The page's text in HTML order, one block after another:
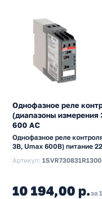
Однофазное реле
(диапазоны
600 AC
Однофазное реле
3В, Umax 600B) питание
Артикул: 1SVR730831R1300
10 194,00 р.за